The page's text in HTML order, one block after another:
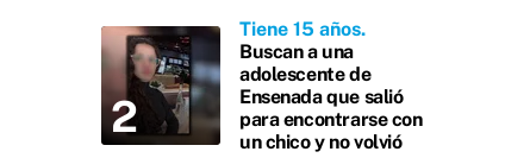
Tiene 15 años
Buscan a una
adolescente de
Ensenada que salió
para encontrarse con
un chico y no volvió